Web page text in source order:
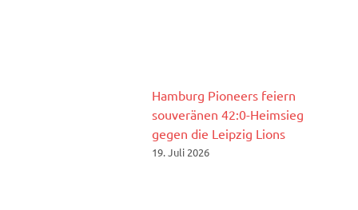
Hamburg Pioneers feiern
souveränen 42:0-Heimsieg
gegen die Leipzig Lions
19. Juli 2026